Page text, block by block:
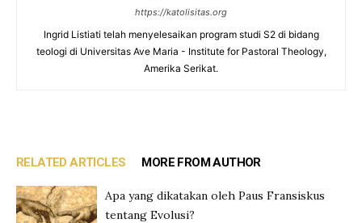
https://katolisitas.org
Ingrid Listiati telah menyelesaikan program studi S2 di bidang
teologi di Universitas Ave Maria - Institute for Pastoral Theology,
Amerika Serikat.
RELATED ARTICLES MORE FROM AUTHOR
Apa yang dikatakan oleh Paus Fransiskus
tentang Evolusi?